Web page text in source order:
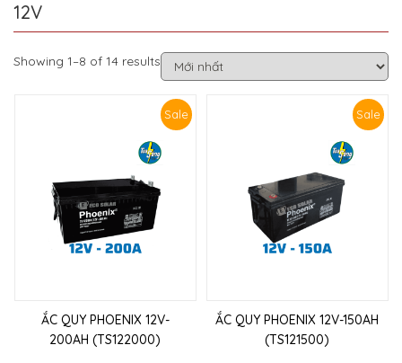
12V
Showing 1–8 of 14 results
Sale
ẮC QUY PHOENIX 12V-
200AH (TS122000)
Sale
ẮC QUY PHOENIX 12V-150AH
(TS121500)